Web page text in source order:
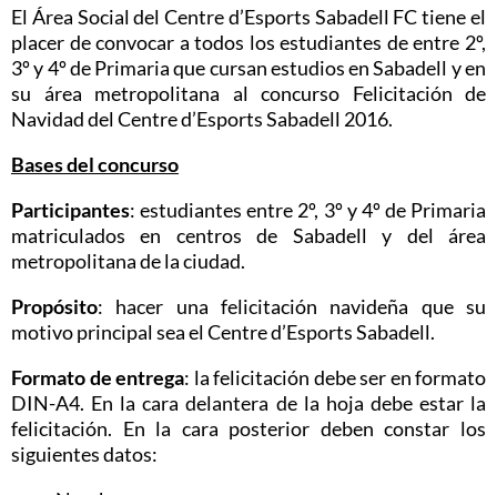
El Área Social del Centre d’Esports Sabadell FC tiene el
placer de convocar a todos los estudiantes de entre 2º,
3º y 4º de Primaria que cursan estudios en Sabadell y en
su área metropolitana al concurso Felicitación de
Navidad delCentre d’Esports Sabadell 2016.
Bases del concurso
Participantes: estudiantes entre 2º, 3º y 4º de Primaria
matriculados en centros de Sabadell y del área
metropolitana de la ciudad.
Propósito: hacer una felicitación navideña que su
motivo principal sea elCentre d’Esports Sabadell.
Formato de entrega: la felicitación debe ser en formato
DIN-A4. En la cara delantera de la hoja debe estar la
felicitación. En la cara posterior deben constar los
siguientes datos: